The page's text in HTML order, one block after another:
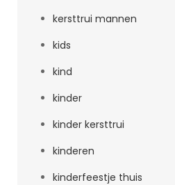
kersttrui mannen
kids
kind
kinder
kinder kersttrui
kinderen
kinderfeestje thuis